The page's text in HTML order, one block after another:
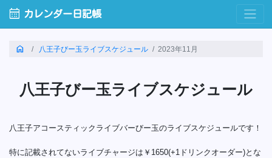
calendar_month カレンダー日記帳
home 八王子びー玉ライブスケジュール 2023年11月
八王子びー玉ライブスケジュール
八王子アコースティックライブバーびー玉のライブスケジュールです！
特に記載されてないライブチャージは￥1650(+1ドリンクオーダー)とな